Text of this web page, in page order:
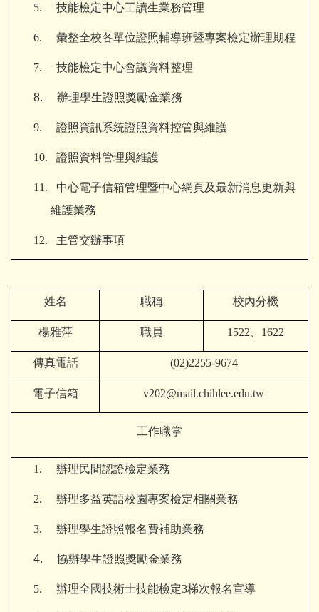
5.技能檢定中心工讀生業務管理
6.彙整全校各單位證照輔導班暨專案檢定辦理期程
7.技能檢定中心會議資料整理
8. 辦理學生證照獎勵金業務
9.證照資訊系統證照資料控管與維護
10.證照資料管理與維護
11. 中心電子信箱管理暨中心網頁及最新消息更新與
維護業務
12. 主管交辦事項
姓名 職稱 校內分機
楊雅萍 職員 1522 、1622
傳真電話 (02)2255-9674
電子信箱 v202@mail.chihlee.edu.tw
工作職掌
1.辦理民間認證檢定業務
2.辦理多益英語校園專案檢定相關業務
3. 辦理學生證照報名費補助業務
4. 協辦學生證照獎勵金業務
5.辦理全國技術士技能檢定3梯次報名宣導